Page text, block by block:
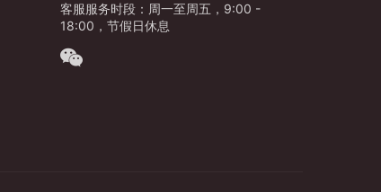
客服服务时段：周一至周五，9:00 -
18:00，节假日休息